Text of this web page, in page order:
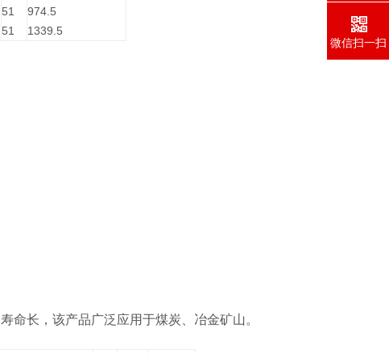
51
51
974.5
1339.5
长，该产品广泛应用于煤炭、冶金矿山。
微信扫一扫